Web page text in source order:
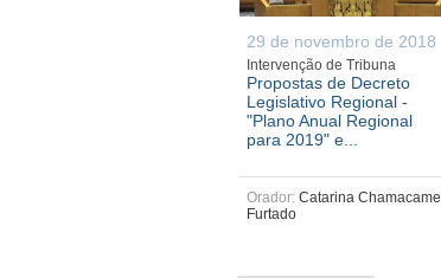
29 de novembro de 2018
Intervenção de Tribuna
Propostas de Decreto
Legislativo Regional -
"Plano Anual Regional
para 2019" e...
Orador: Catarina Chamacame
Furtado